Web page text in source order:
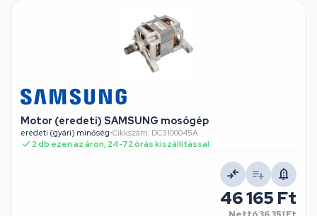
Motor (eredeti) SAMSUNG mosógép
eredeti (gyári) minőség•Cikkszám: DC3100045A
2 db ezen az áron, 24-72 órás kiszállítással
46 165 Ft